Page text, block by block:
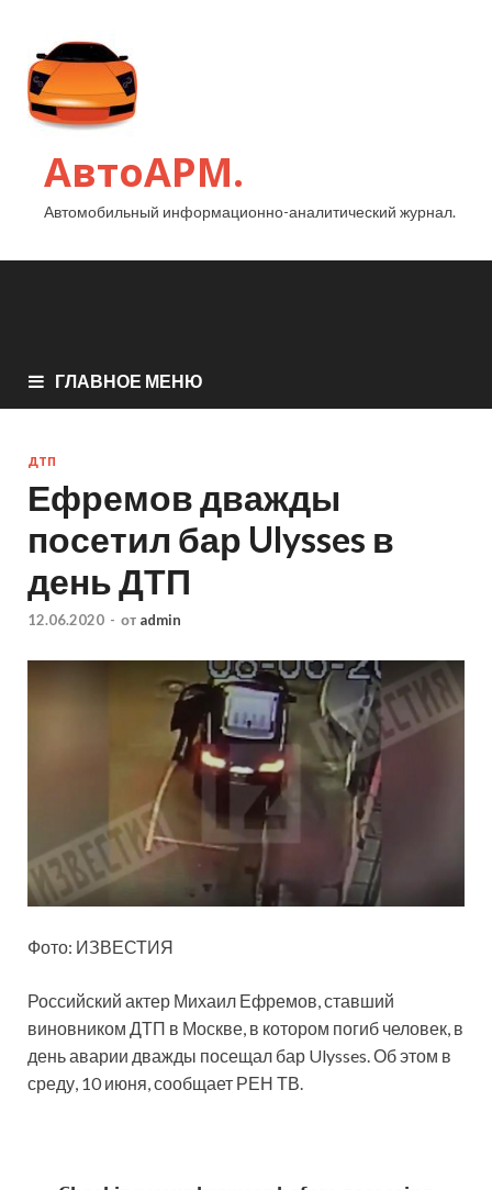
АвтоАРМ.
Автомобильный информационно-аналитический журнал.
ГЛАВНОЕ МЕНЮ
ДТП
Ефремов дважды
посетил бар Ulysses в
день ДТП
12.06.2020 - от admin
Фото: ИЗВЕСТИЯ
Российский актер Михаил Ефремов, ставший
виновником ДТП в Москве, в котором погиб человек, в
день аварии дважды посещал бар Ulysses. Об этом в
среду, 10 июня, сообщает РЕН ТВ.